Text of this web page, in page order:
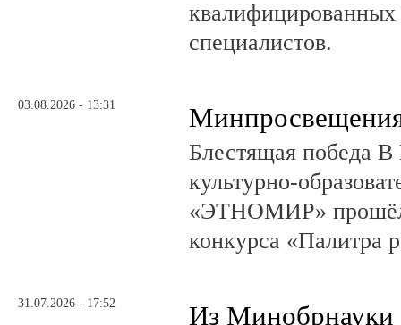
квалифицированных
специалистов.
03.08.2026 - 13:31
Блестящая победа В
культурно-
«ЭТНОМИР» прошёл
конкурса «Палитра
31.07.2026 - 17:52 Из Минобрнауки